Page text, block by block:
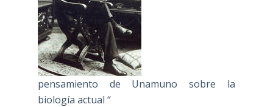
pensamiento de Unamuno sobre la
biología actual “